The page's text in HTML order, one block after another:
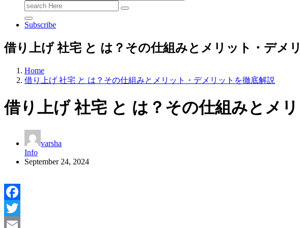
Search
for:
Subscribe
借り上げ 社宅 と は？その仕組みとメリット・デメ
Home
借り上げ 社宅 と は？その仕組みとメリット・デメリットを徹底解説
借り上げ 社宅 と は？その仕組みとメ
varsha
Info
September 24, 2024
Facebook
Twitter